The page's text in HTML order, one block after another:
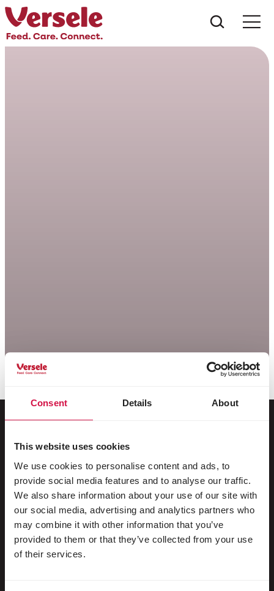
Consent Details About
This website uses cookies
We use cookies to personalise content and ads, to
provide social media features and to analyse our traffic.
We also share information about your use of our site with
our social media, advertising and analytics partners who
may combine it with other information that you’ve
provided to them or that they’ve collected from your use
of their services.
Para o seu animal
Pássaros de gaiola e de aviário
Pássaros na natureza
Aves pernaltas e ratitas
Aves aquáticas